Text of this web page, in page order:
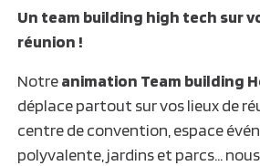
Un team building high tech sur
réunion !
Notreanimation Team building
déplace partout sur vos lieux de
centre de convention, espace
polyvalente, jardins et parcs…